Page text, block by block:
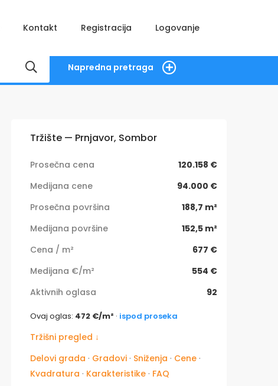
Kontakt Registracija Logovanje
Napredna pretraga
Tržište — Prnjavor, Sombor
Prosečna cena
120.158 €
Medijana cene
94.000 €
Prosečna površina
188,7 m²
Medijana površine
152,5 m²
Cena / m²
677 €
Medijana €/m²
554 €
Aktivnih oglasa
92
Ovaj oglas: 472 €/m² · ispod proseka
Tržišni pregled ↓
Delovi grada · Gradovi · Sniženja · Cene ·
Kvadratura · Karakteristike · FAQ